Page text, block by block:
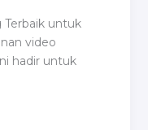
untuk
video
hadir untuk